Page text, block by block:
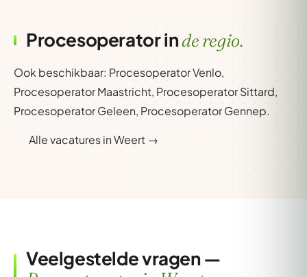
Procesoperator inde regio.
Ook beschikbaar: Procesoperator Venlo,
Procesoperator Maastricht, Procesoperator Sittard,
Procesoperator Geleen, Procesoperator Gennep.
Alle vacatures in Weert →
Veelgestelde vragen —